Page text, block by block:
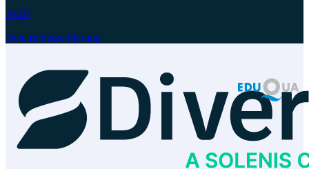
AGB
Datenschutzerklärung